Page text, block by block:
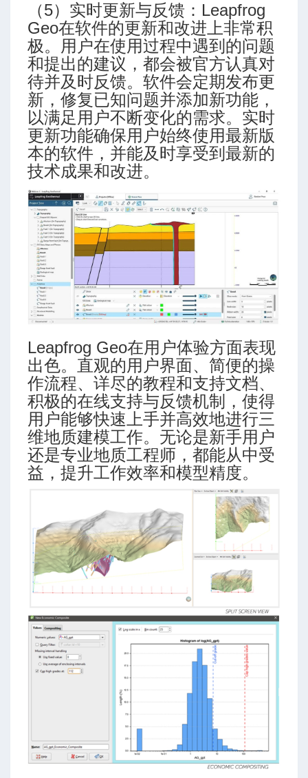
（5）实时更新与反馈：Leapfrog
Geo在软件的更新和改进上非常积
极。用户在使用过程中遇到的问题
和提出的建议，都会被官方认真对
待并及时反馈。软件会定期发布更
新，修复已知问题并添加新功能，
以满足用户不断变化的需求。实时
更新功能确保用户始终使用最新版
本的软件，并能及时享受到最新的
技术成果和改进。
Leapfrog Geo在用户体验方面表现
出色。直观的用户界面、简便的操
作流程、详尽的教程和支持文档、
积极的在线支持与反馈机制，使得
用户能够快速上手并高效地进行三
维地质建模工作。无论是新手用户
还是专业地质工程师，都能从中受
益，提升工作效率和模型精度。